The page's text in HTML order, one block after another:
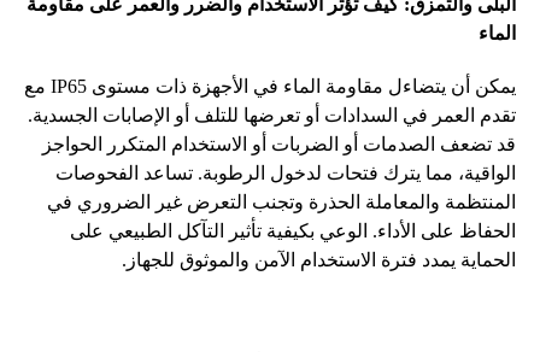
الماء
يمكن أن يتضاءل مقاومة الماء في الأجهزة ذات مستوى
مع
تقدم العمر في السدادات أو تعرضها للتلف أو الإصابات الجسدية.
قد تضعف الصدمات أو الضربات أو الاستخدام المتكرر
الحواجز
الواقية، مما يترك فتحات لدخول الرطوبة. تساعد الفحوصات
المنتظمة والمعاملة الحذرة وتجنب التعرض غير الضروري في
الحفاظ على الأداء. الوعي بكيفية تأثير التآكل الطبيعي على
الحماية يمدد فترة الاستخدام الآمن والموثوق للجهاز .